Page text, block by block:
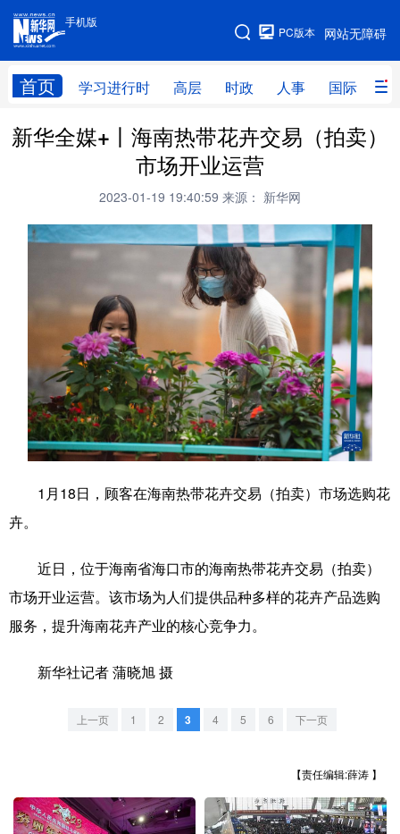
手机版
网站无障碍
PC版本
首页 学习进行时 高层 时政 人事 国际 财
手机版
网站地图
学习进行时 高层 时政 人事
财经 网评
全球连线
科技 科创 量子 体育
书画 健康 军事
视频 图片 政务
法律 中央文件 金融 汽车
食品 人居 信息化 数字经济
学术中国 乡村振兴 银龄 溯源中国
江西
山东 河南 湖北 湖南
新华全媒+丨海南热带花卉交易（拍卖）
市场开业运营
2023-01-19 19:40:59 来源： 新华网
1月18日，顾客在海南热带花卉交易（拍卖）市场选购花
卉。
近日，位于海南省海口市的海南热带花卉交易（拍卖）
市场开业运营。该市场为人们提供品种多样的花卉产品选购
服务，提升海南花卉产业的核心竞争力。
新华社记者 蒲晓旭 摄
上一页 1 2 3 4 5 6 下一页
【责任编辑:薛涛 】